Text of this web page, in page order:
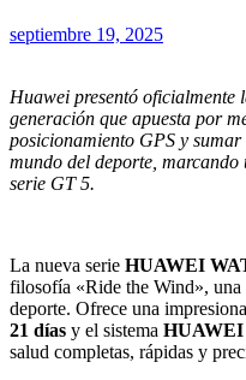
septiembre 19, 2025
Huawei presentó oficialmente
generación que apuesta por
posicionamiento GPS y
mundo del deporte,
serie GT 5.
La nueva serie HUAWEI
filosofía «Ride the Wind»,
deporte. Ofrece una
21 días y el sistema HUAWEI
salud completas, rápidas y